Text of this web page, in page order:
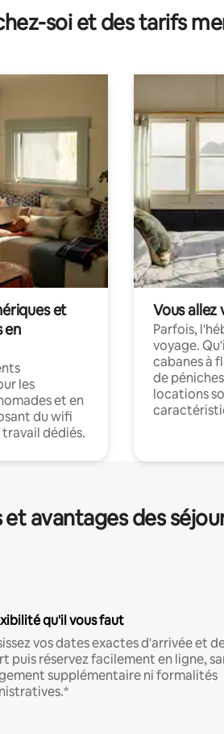
soi et des tarifs
et
en
les
et en
du wifi
dédiés.
Vous allez
Parfois,
voyage.
cabanes à
de
locations
avantages des
qu'il vous faut
vos dates exactes d'arrivée et
puis réservez facilement en ligne,
supplémentaire ni formalités